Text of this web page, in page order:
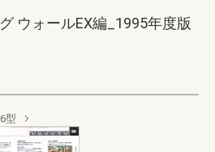
ウォールEX編_1995年度版
型